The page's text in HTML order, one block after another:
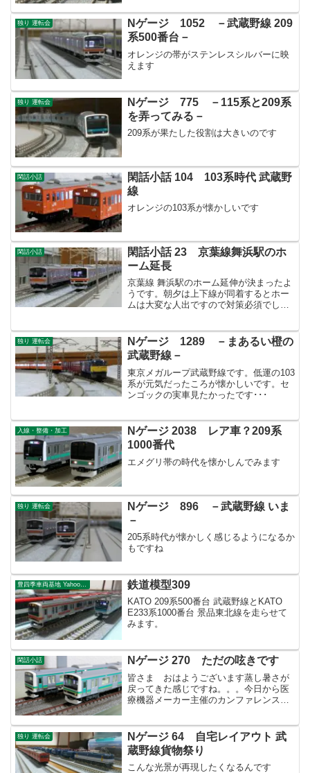
独り 運転会
Nゲージ 1052 －武蔵野線 209
系500番台－
オレンジの帯がステンレスシルバーに映
えます
独り 運転会
Nゲージ 775 －115系と209系
を弄ってみる－
209系が果たした役割は大きいのです
閑話小話
閑話小話 104 103系時代 武蔵野
線
オレンジの103系が懐かしいです
閑話小話
閑話小話 23 京葉線舞浜駅のホ
ーム延長
京葉線 舞浜駅のホーム延伸が決まったよ
うです。朝夕は上下線が同着するとホー
ムは大変な人出ですので対策必須でした
独り 運転会
Nゲージ 1289 －まあるい橙の
武蔵野線－
東京メガループ武蔵野線です。低運の103
系が元気だったころが懐かしいです。セ
ンゴックの実車見たかったです･･･
入線・整備・加工
Nゲージ 2038 レア車？209系
1000番代
エメグリ帯の時代を懐かしんでみます
独り 運転会
Nゲージ 896 －武蔵野線 いま
－
205系時代が懐かしく感じるようになるか
もですね
鉄道模型309
KATO 209系500番台 武蔵野線とKATO
E233系1000番台 景品東北線を走らせて
みます。
閑話小話 Nゲージ 270 ただの呟きです
皆さま おはようございます蒸し暑さが
戻ってきた感じですね。。。今日から医
療機器メーカー主催のカンファレンスが
したが、土曜日にも関わらず座れないと
いう。昨晩は22:30...
独り 運転会
Nゲージ 64 自宅レイアウト 武
蔵野線貨物祭り
こんな光景が再現したくなるんです